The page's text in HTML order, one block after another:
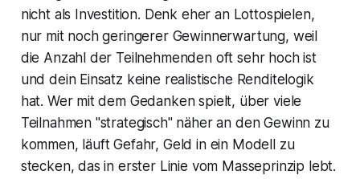
nicht als Investition. Denk eher an Lottospielen,
nur mit noch geringerer Gewinnerwartung, weil
die Anzahl der Teilnehmenden oft sehr hoch ist
und dein Einsatz keine realistische Renditelogik
hat. Wer mit dem Gedanken spielt, über viele
Teilnahmen "strategisch" näher an den Gewinn zu
kommen, läuft Gefahr, Geld in ein Modell zu
stecken, das in erster Linie vom Masseprinzip lebt.